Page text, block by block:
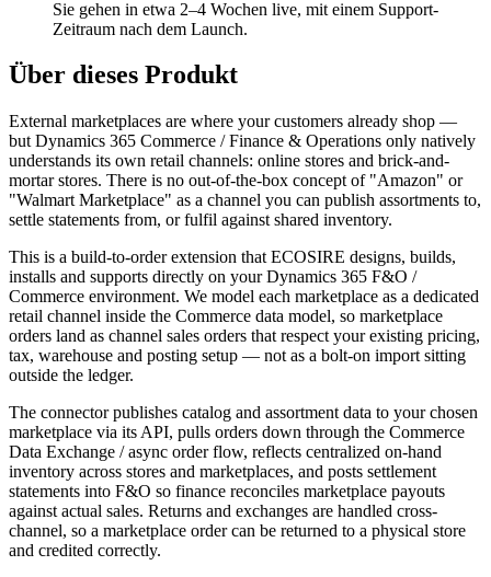
Sie gehen in etwa 2–4 Wochen live, mit einem Support-
Zeitraum nach dem Launch.
Über dieses Produkt
External marketplaces are where your customers already shop —
but Dynamics 365 Commerce / Finance & Operations only natively
understands its own retail channels: online stores and brick-and-
mortar stores. There is no out-of-the-box concept of "Amazon" or
"Walmart Marketplace" as a channel you can publish assortments to,
settle statements from, or fulfil against shared inventory.
This is a build-to-order extension that ECOSIRE designs, builds,
installs and supports directly on your Dynamics 365 F&O /
Commerce environment. We model each marketplace as a dedicated
retail channel inside the Commerce data model, so marketplace
orders land as channel sales orders that respect your existing pricing,
tax, warehouse and posting setup — not as a bolt-on import sitting
outside the ledger.
The connector publishes catalog and assortment data to your chosen
marketplace via its API, pulls orders down through the Commerce
Data Exchange / async order flow, reflects centralized on-hand
inventory across stores and marketplaces, and posts settlement
statements into F&O so finance reconciles marketplace payouts
against actual sales. Returns and exchanges are handled cross-
channel, so a marketplace order can be returned to a physical store
and credited correctly.